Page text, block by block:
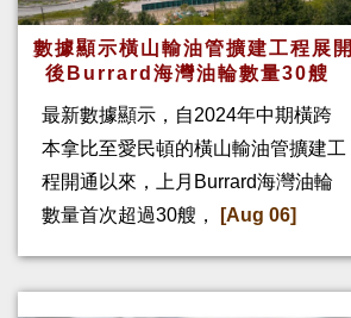
數據顯示橫山輸油管擴建工程展開
後Burrard海灣油輪數量30艘
最新數據顯示，自2024年中期橫跨
本拿比至愛民頓的橫山輸油管擴建工
程開通以來，上月Burrard海灣油輪
數量首次超過30艘，
[Aug 06]